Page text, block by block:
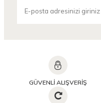
GÜVENLİ ALIŞVERİŞ